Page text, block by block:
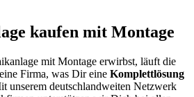
kaufen mit Montage
mit Montage erwirbst, läuft die
Firma, was Dir eine Komplettlösung
unserem deutschlandweiten Netzwerk